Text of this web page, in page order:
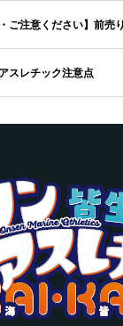
スレチック注意点